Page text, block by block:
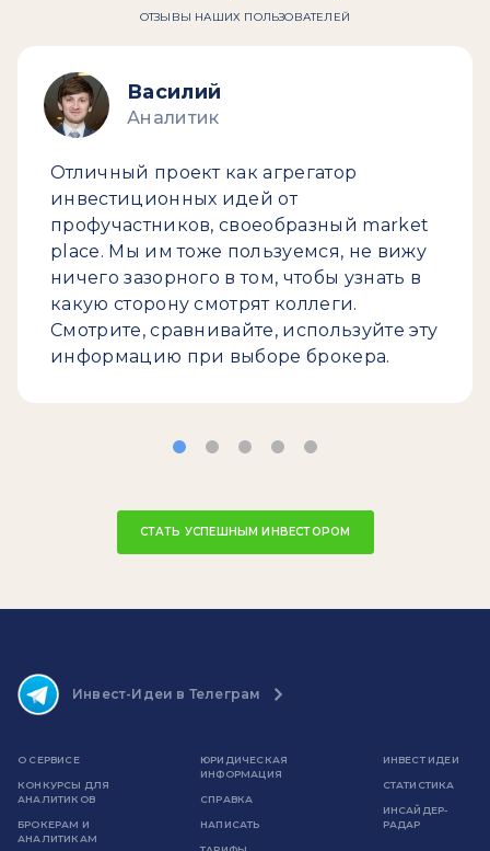
ОТЗЫВЫ НАШИХ ПОЛЬЗОВАТЕЛЕЙ
Василий
Аналитик
Отличный проект как агрегатор
инвестиционных идей от
профучастников, своеобразный market
place. Мы им тоже пользуемся, не вижу
ничего зазорного в том, чтобы узнать в
какую сторону смотрят коллеги.
Смотрите, сравнивайте, используйте эту
информацию при выборе брокера.
СТАТЬ УСПЕШНЫМ ИНВЕСТОРОМ
Инвест-Идеи в Телеграм
О СЕРВИСЕ
КОНКУРСЫ ДЛЯ
АНАЛИТИКОВ
БРОКЕРАМ И
АНАЛИТИКАМ
ЮРИДИЧЕСКАЯ
ИНФОРМАЦИЯ
СПРАВКА
НАПИСАТЬ
ИНВЕСТ ИДЕИ
СТАТИСТИКА
ИНСАЙДЕР-
РАДАР